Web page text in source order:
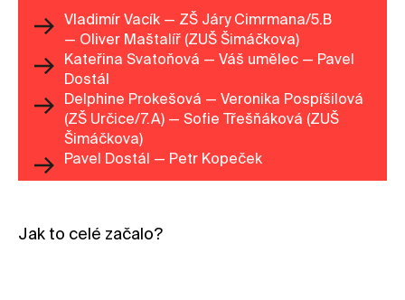
Vladimír Vacík — ZŠ Járy Cimrmana/5.B
— Oliver Maštalíř (ZUŠ Šimáčkova)
Kateřina Svatoňová — Váš umělec — Pavel
Dostál
Delphine Prokešová — Veronika Pospíšilová
(ZŠ Určice/7.A) — Sofie Třešňáková (ZUŠ
Šimáčkova)
Pavel Dostál — Petr Kopeček
Jak to celé začalo?